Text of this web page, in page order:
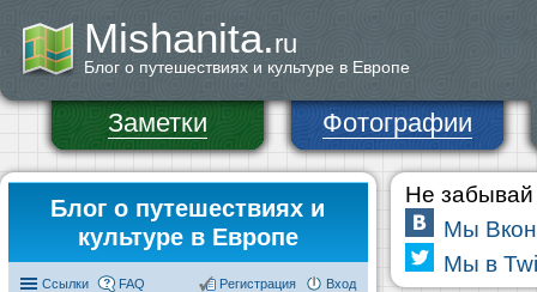
Mishanita.ru
Блог о путешествиях и культуре в Европе
Заметки Фотографии
Блог о путешествиях и
культуре в Европе
Ссылки FAQ Вход
Регистрация
Не забывай
Мы
Мы в